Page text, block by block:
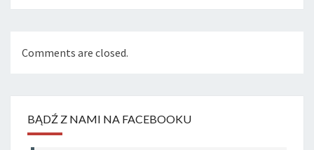
Comments are closed.
BĄDŹ Z NAMI NA FACEBOOKU